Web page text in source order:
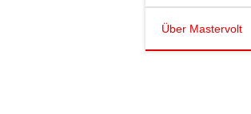
Über Mastervolt